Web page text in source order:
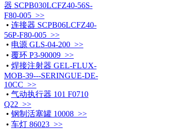
器 SCPB030LCFZ40-56S-
F80-005 >>
• 连接器 SCPB06LCFZ40-
56P-F80-005 >>
• 电源 GLS-04-200 >>
• 覆环 P3-90009 >>
• 焊接注射器 GEL-FLUX-
MOB-39---SERINGUE-DE-
10CC >>
• 气动执行器 101 F0710
Q22 >>
• 钢制活塞罐 10008 >>
• 车灯 86023 >>